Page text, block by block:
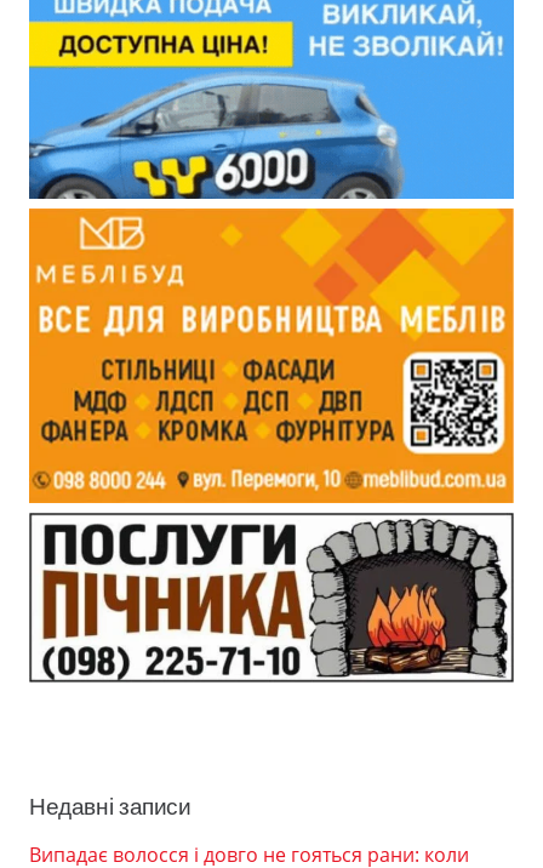
Недавні записи
Випадає волосся і довго не гояться рани: коли